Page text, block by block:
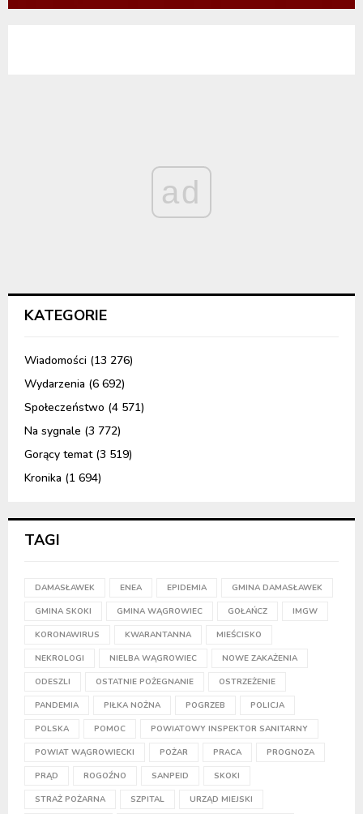
ad
KATEGORIE
Wiadomości (13 276)
Wydarzenia (6 692)
Społeczeństwo (4 571)
Na sygnale (3 772)
Gorący temat(3 519)
Kronika (1 694)
TAGI
DAMASŁAWEK ENEA EPIDEMIA GMINA DAMASŁAWEK
GMINA SKOKI GMINA WĄGROWIEC GOŁAŃCZ IMGW
KORONAWIRUS KWARANTANNA MIEŚCISKO
NEKROLOGI NIELBA WĄGROWIEC NOWE ZAKAŻENIA
ODESZLI OSTATNIE POŻEGNANIE OSTRZEŻENIE
PANDEMIA PIŁKA NOŻNA POGRZEB POLICJA
POLSKA POMOC POWIATOWY INSPEKTOR SANITARNY
POWIAT WĄGROWIECKI POŻAR PRACA PROGNOZA
PRĄD ROGOŹNO SANPEID SKOKI
STRAŻ POŻARNA SZPITAL URZĄD MIEJSKI